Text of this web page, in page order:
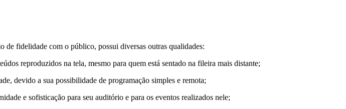
de fidelidade com o público, possui diversas outras qualidades:
reproduzidos na tela, mesmo para quem está sentado na fileira mais distante;
devido a sua possibilidade de programação simples e remota;
e sofisticação para seu auditório e para os eventos realizados nele;